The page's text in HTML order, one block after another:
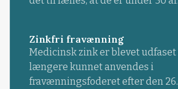
Zinkfri fravænning
Medicinsk zink er blevet udfaset
længere kunnet anvendes i
fravænningsfoderet efter den